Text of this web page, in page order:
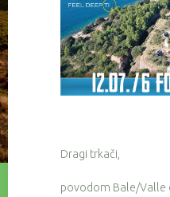
Dragi trkači,
povodom Bale/Valle